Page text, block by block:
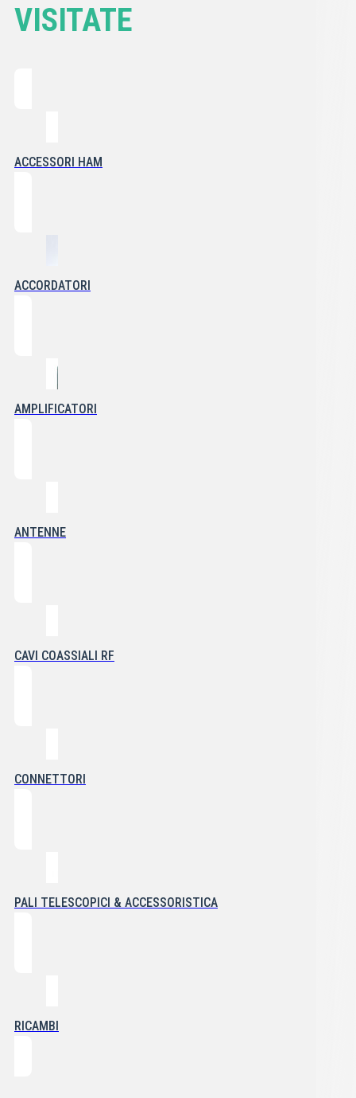
VISITATE
ACCESSORI HAM
ACCORDATORI
AMPLIFICATORI
ANTENNE
CAVI COASSIALI RF
CONNETTORI
PALI TELESCOPICI & ACCESSORISTICA
RICAMBI